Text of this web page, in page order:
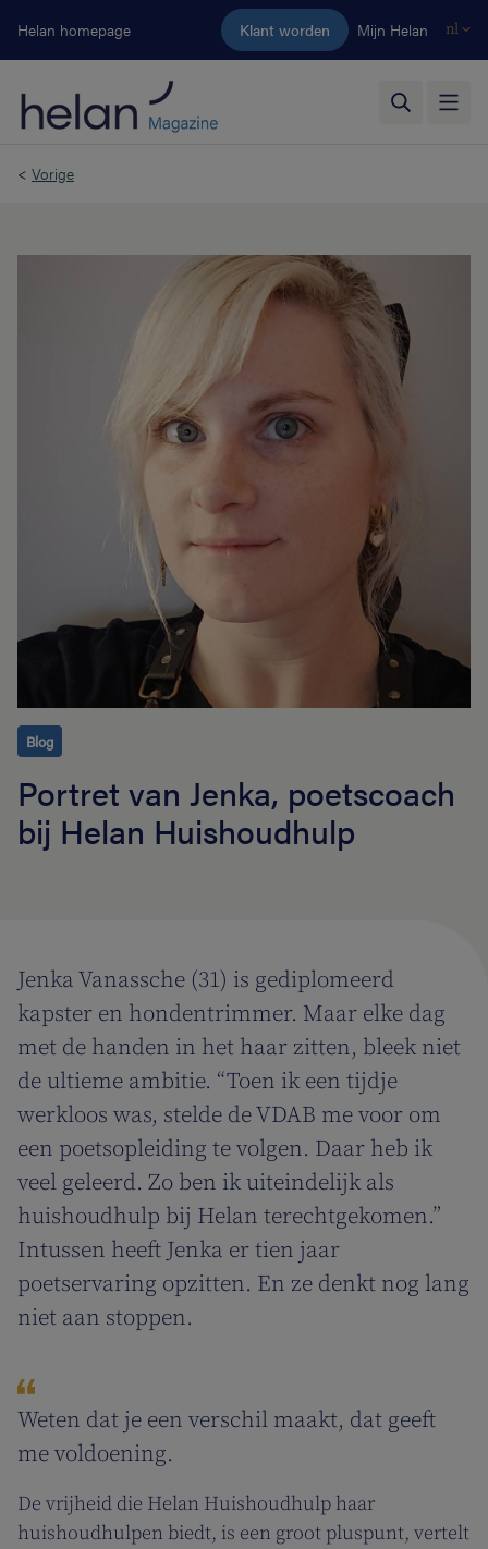
Ga naar de hoofdinhoud
Helan homepage Klant worden Mijn Helan nl
< Vorige
Blog
Portret van Jenka, poetscoach
bij Helan Huishoudhulp
Jenka Vanassche (31) is gediplomeerd
kapster en hondentrimmer. Maar elke dag
met de handen in het haar zitten, bleek niet
de ultieme ambitie. “Toen ik een tijdje
werkloos was, stelde de VDAB me voor om
een poetsopleiding te volgen. Daar heb ik
veel geleerd. Zo ben ik uiteindelijk als
huishoudhulp bij Helan terechtgekomen.”
Intussen heeft Jenka er tien jaar
poetservaring opzitten. En ze denkt nog lang
niet aan stoppen.
Weten dat je een verschil maakt, dat geeft
me voldoening.
De vrijheid die Helan Huishoudhulp haar
huishoudhulpen biedt, is een groot pluspunt, vertelt